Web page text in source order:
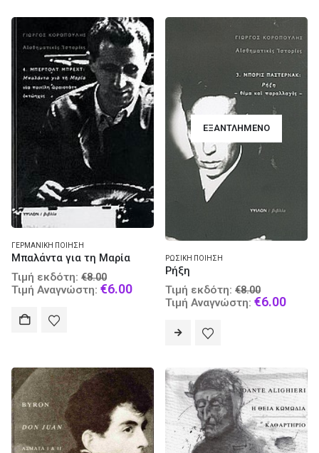
ΓΕΡΜΑΝΙΚΉ ΠΟΊΗΣΗ
Μπαλάντα για τη Μαρία
Τιμή εκδότη: €8.00
price
Τιμή Αναγνώστη: €6.00Current
ΕΞΑΝΤΛΗΜΈΝΟ
ΡΩΣΙΚΉ ΠΟΊΗΣΗ
Ρήξη
Τιμή εκδότη: €8.00
price
Τιμή Αναγνώστη: €6.00